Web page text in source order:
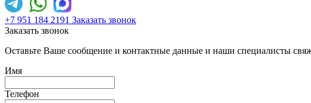
+7 951 184 2191 Заказать звонок
Заказать звонок
Оставьте Ваше сообщение и контактные данные и наши специалисты
Имя
Телефон